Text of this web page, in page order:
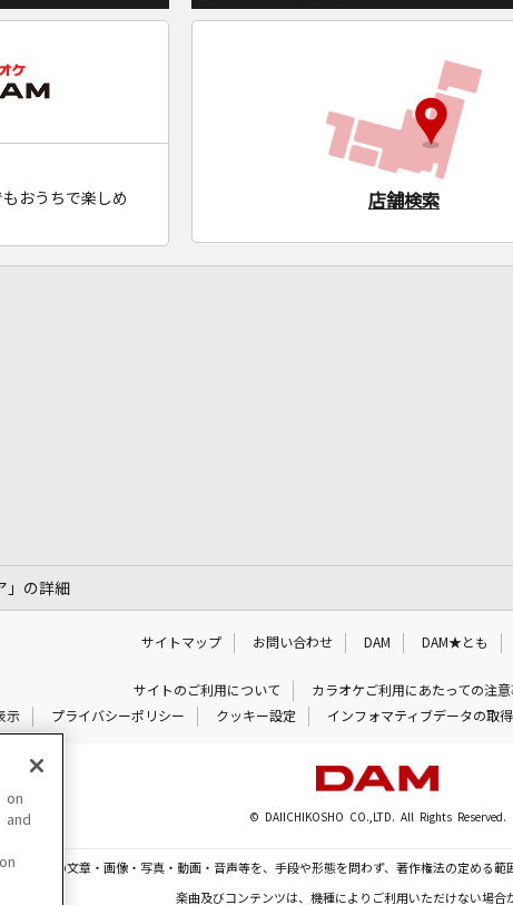
おうちで楽しめ
店舗検索
」の詳細
サイトマップ お問い合わせ DAM DAM★とも
サイトのご利用について カラオケご利用にあたっての注意
示
プライバシーポリシー クッキー設定 インフォマティブデータの取
© DAIICHIKOSHO CO.,LTD. All Rights Reserved.
いる一切の文章・画像・写真・動画・音声等を、手段や形態を問わず、著作権法の定める
楽曲及びコンテンツは、機種によりご利用いただけない場合
on